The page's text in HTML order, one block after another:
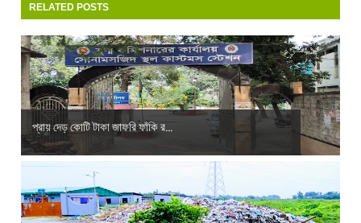
RELATED POSTS
প্রায় দেড় কোটি টাকা জাফরি ফাঁকি র...